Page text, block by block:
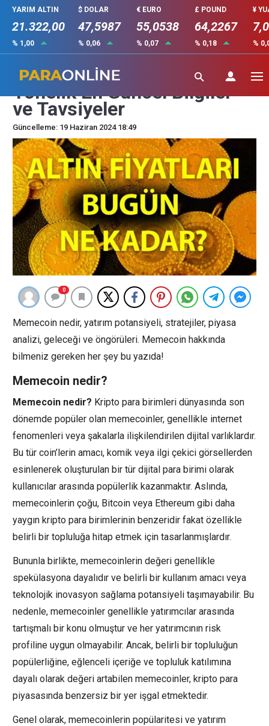
YARIM ALTIN
21.322,00
% 1,00
$ DOLAR
47,5987
% 0,06
€ EURO
55,0538
% 0,07
£ POUND
64,2267
% 0,18
¥
%
Memecoin Yatırımcılarına
Yönelik En Güncel Bilgiler
ve Tavsiyeler
Güncelleme: 19 Haziran 2024 18:49
0
Memecoin nedir, yatırım potansiyeli, stratejiler, piyasa
analizi, geleceği ve öngörüleri. Memecoin hakkında
bilmeniz gereken her şey bu yazıda!
Memecoin nedir?
Memecoin nedir? Kripto para birimleri dünyasında son
dönemde popüler olan memecoinler, genellikle internet
fenomenleri veya şakalarla ilişkilendirilen dijital varlıklardır.
Bu tür coin’lerin amacı, komik veya ilgi çekici görsellerden
esinlenerek oluşturulan bir tür dijital para birimi olarak
kullanıcılar arasında popülerlik kazanmaktır. Aslında,
memecoinlerin çoğu, Bitcoin veya Ethereum gibi daha
yaygın kripto para birimlerinin benzeridir fakat özellikle
belirli bir topluluğa hitap etmek için tasarlanmışlardır.
Bununla birlikte, memecoinlerin değeri genellikle
spekülasyona dayalıdır ve belirli bir kullanım amacı veya
teknolojik inovasyon sağlama potansiyeli taşımayabilir. Bu
nedenle, memecoinler genellikle yatırımcılar arasında
tartışmalı bir konu olmuştur ve her yatırımcının risk
profiline uygun olmayabilir. Ancak, belirli bir topluluğun
popülerliğine, eğlenceli içeriğe ve topluluk katılımına
dayalı olarak değeri artabilen memecoinler, kripto para
piyasasında benzersiz bir yer işgal etmektedir.
Genel olarak, memecoinlerin popülaritesi ve yatırım